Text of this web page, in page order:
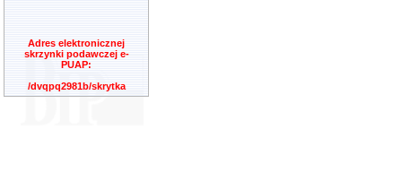
Adres elektronicznej
skrzynki podawczej e-
PUAP:
/dvqpq2981b/skrytka